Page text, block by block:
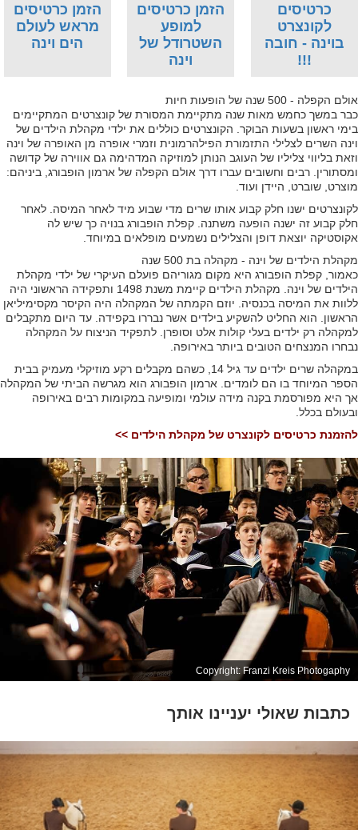
כרטיסים
לקונצרט
בוינה - חובה
!!!
הזמן כרטיסים
למופע
השטרודל של
וינה
הזמן כרטיסים
מראש לעולם
הים וינה
אולם הקפלה - 500 שנה של הופעות חיות
כבר במשך כחמש מאות שנה מתקיימת המסורת של קונצרטים המתקיימים
בימי ראשון בשעות הבוקר. הקונצרטים כוללים את ילדי מקהלת הילדים של
וינה השרים לצלילי התזמורת הפילהרמונית וזמרי אופרה מן האופרה של וינה
וזאת בליווי צליליו של העוגב הנותן למוזיקה המדהימה גם אווירה של קדושה
ומסתורין. רבים וחשובים עברו דרך אולם הקפלה של ארמון הופבורג, ביניהם:
מוצרט, שוברט, היידן ועוד.
לקונצרטים ישנו חלק קבוע אותו שרים מדי שבוע מיד לאחר המיסה. לאחר
חלק קבוע זה ישנה הופעה משתנה. קפלת הופבורג בנויה כך שיש לה
אקוסטיקה יוצאת דופן והצלילים נשמעים מופלאים במיוחד.
מקהלת הילדים של וינה - מקהלה בת 500 שנה
כאמור, קפלת הופבורג היא מקום מגוריהם פועלם העיקרי של ילדי מקהלת
הילדים של וינה. מקהלת הילדים קיימת משנת 1498 ותפקידה הראשוני היה
ללוות את המיסה בכנסיה. יוזם הקמתה של המקהלה היה הקיסר מקסימיליאן
הראשון. הוא החליט להשקיע בילדים אשר נבררו בקפידה. עד היום מתקבלים
למקהלה רק ילדים בעלי קולות אלט וסופרן. לתפקיד הניצוח על המקהלה
נבחרו המנצחים הטובים ביותר באירופה.
במקהלה שרים ילדים עד גיל 14, כשהם מקבלים רקע מוזיקלי מעמיק בבית
הספר המיוחד בו הם לומדים. ארמון הופבורג הוא מגרשה הביתי של המקהלה
אך היא מפורסמת בקנה מידה עולמי ומופיעה במקומות רבים באירופה
ובעולם בכלל.
להזמנת כרטיסים לקונצרט של מקהלת הילדים >>
Copyright: Franzi Kreis Photogaphy
כתבות שאולי יעניינו אותך